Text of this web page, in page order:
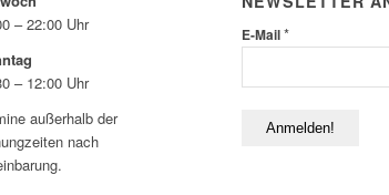
– 22:00 Uhr
– 12:00 Uhr
außerhalb der
nach
E-Mail*